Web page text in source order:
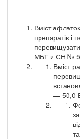
Вміст
препаратів і
МБТ и СН №
Вміст
— 50,0